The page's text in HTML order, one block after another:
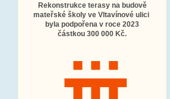
Rekonstrukce terasy na budově
mateřské školy ve Vltavínové ulici
byla podpořena v roce 2023
částkou 300 000 Kč.